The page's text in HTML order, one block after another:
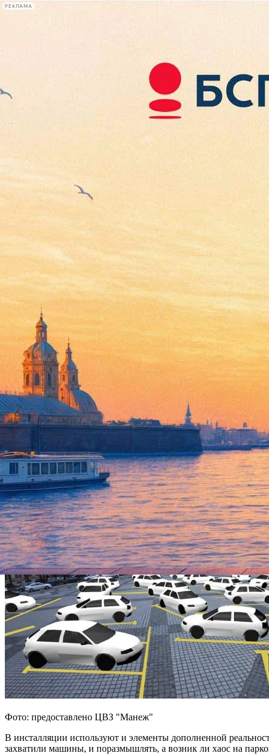
РЕКЛАМА
лекции
книги
Площадь у Манежа
19 июля 2019,
Художники из группировки Recycle Group превратят площадь
достигли своего места назначения» стартует 19 июля.
По задумке создателей, «работа материализует ошибку
площади расставят так, чтобы они нарушали разметку,
или руководствуется логикой, неочевидной для человека.
Фото: предоставлено ЦВЗ "Манеж"
В инсталляции используют и элементы дополненной
захватили машины, и поразмышлять, а возник ли хаос на